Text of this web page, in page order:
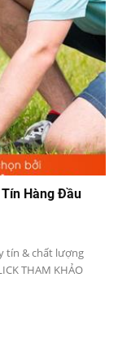
Tín Hàng Đầu
tín & chất lượng
THAM KHẢO